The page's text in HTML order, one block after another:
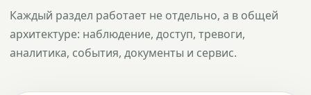
Каждый раздел работает не отдельно, а в общей
архитектуре: наблюдение, доступ, тревоги,
аналитика, события, документы и сервис.